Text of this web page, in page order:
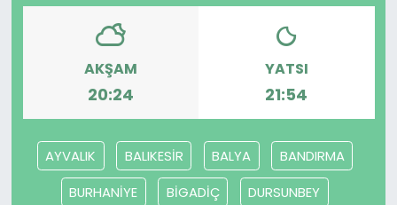
AKŞAM
20:24
YATSI
21:54
AYVALIK BALIKESİR BALYA
BANDIRMA
BURHANİYE
BİGADİÇ
DURSUNBEY